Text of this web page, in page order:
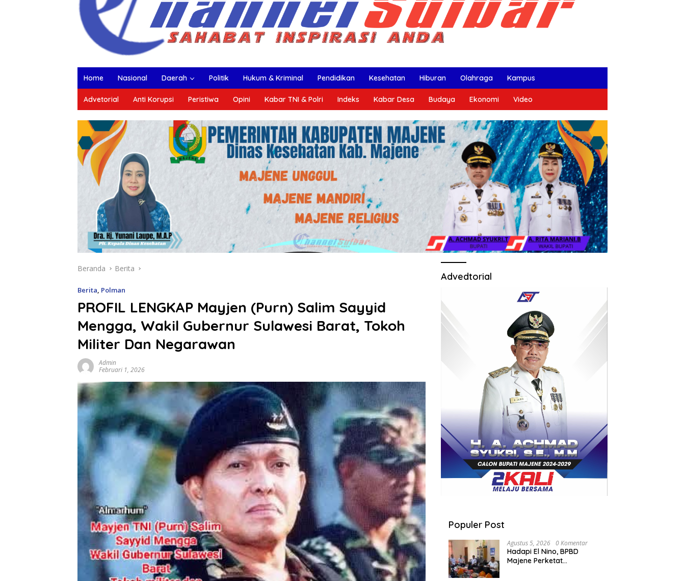
Home Nasional Daerah Politik Hukum & Kriminal Pendidikan Kesehatan Hiburan Olahraga Kampus
Advetorial Anti Korupsi Peristiwa Opini Kabar TNI & Polri Indeks Kabar Desa Budaya Ekonomi Video
Beranda Berita
Berita, Polman
PROFIL LENGKAP Mayjen (Purn) Salim Sayyid
Mengga, Wakil Gubernur Sulawesi Barat, Tokoh
Militer Dan Negarawan
Admin
Februari 1, 2026
Advedtorial
Populer Post
Agustus 5, 2026 0 Komentar
Hadapi El Nino, BPBD
Majene Perketat